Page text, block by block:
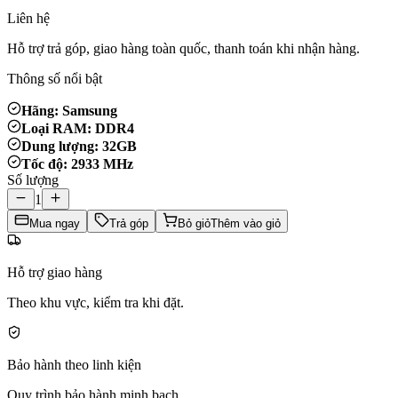
Liên hệ
Hỗ trợ trả góp, giao hàng toàn quốc, thanh toán khi nhận hàng.
Thông số nổi bật
Hãng: Samsung
Loại RAM: DDR4
Dung lượng: 32GB
Tốc độ: 2933 MHz
Số lượng
1
Mua ngay Trả góp Bỏ giỏThêm vào giỏ
Hỗ trợ giao hàng
Theo khu vực, kiểm tra khi đặt.
Bảo hành theo linh kiện
Quy trình bảo hành minh bạch.